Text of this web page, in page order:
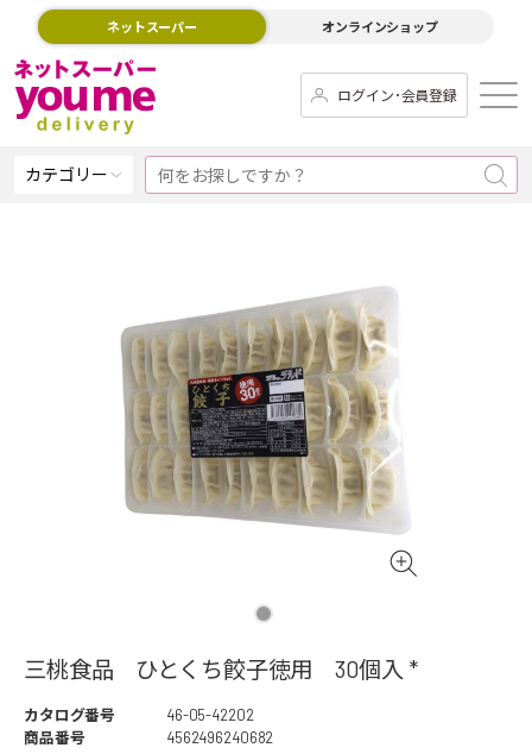
ネットスーパー オンラインショップ
ログイン･会員登録
カテゴリー
三桃食品 ひとくち餃子徳用 30個入 *
カタログ番号
46-05-42202
商品番号
4562496240682